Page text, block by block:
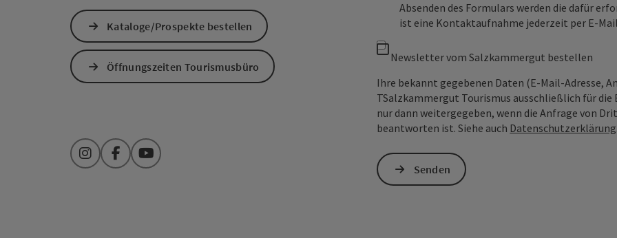
Kataloge/Prospekte bestellen
Öffnungszeiten Tourismusbüro
InstagramFacebookYouTube
Absenden des Formulars werden die dafür
ist eine Kontaktaufnahme jederzeit per E-
Newsletter vom Salzkammergut bestellen
Ihre bekannt gegebenen Daten (E-Mail-Adresse,
TSalzkammergut Tourismus ausschließlich für
nur dann weitergegeben, wenn die Anfrage von
beantworten ist. Siehe auch Datenschutzerklärung
Senden